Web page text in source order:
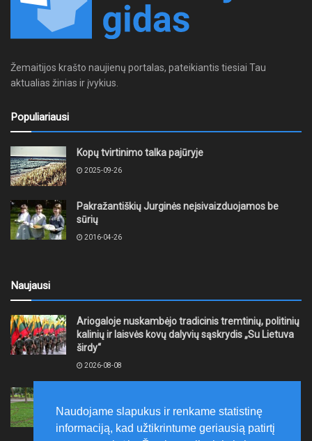
Žemaitijos krašto naujienų portalas, pateikiantis tiesiai Tau
aktualias žinias ir įvykius.
Populiariausi
Kopų tvirtinimo talka pajūryje
2025-09-26
Pakražantiškių Jurginės neįsivaizduojamos be
sūrių
2016-04-26
Naujausi
Ariogaloje nuskambėjo tradicinis tremtinių, politinių
kalinių ir laisvės kovų dalyvių sąskrydis „Su Lietuva
širdy“
2026-08-08
laikytis Kelių eismo taisyklių, tausoti aplinką
2026-08-08
Naudojame slapukus ir renkame statistinę
informaciją, kad užtikrintume geriausią patirtį